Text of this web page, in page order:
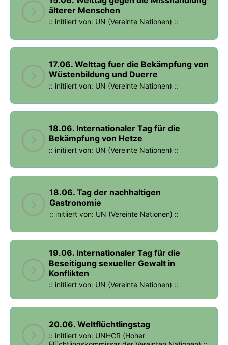
älterer Menschen
:: initiiert von: UN (Vereinte Nationen) ::
17.06. Welttag fuer die Bekämpfung von
Wüstenbildung und Duerre
:: initiiert von: UN (Vereinte Nationen) ::
18.06. Internationaler Tag für die
Bekämpfung von Hetze
:: initiiert von: UN (Vereinte Nationen) ::
18.06. Tag der nachhaltigen
Gastronomie
:: initiiert von: UN (Vereinte Nationen) ::
19.06. Internationaler Tag für die
Beseitigung sexueller Gewalt in
Konflikten
:: initiiert von: UN (Vereinte Nationen) ::
20.06. Weltflüchtlingstag
:: initiiert von: UNHCR (Hoher